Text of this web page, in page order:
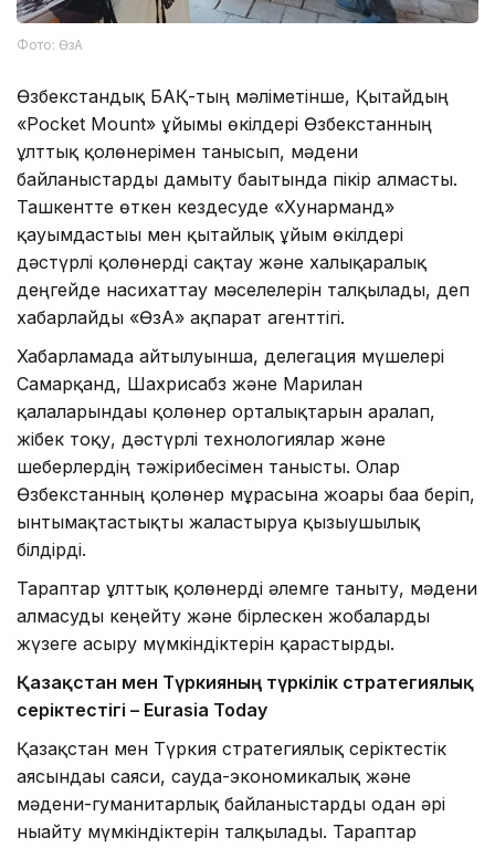
Фото: ӨзА
Өзбекстандық БАҚ-тың мәліметінше, Қытайдың
«Pocket Mount» ұйымы өкілдері Өзбекстанның
ұлттық қолөнерімен танысып, мәдени
байланыстарды дамыту бағытында пікір алмасты.
Ташкентте өткен кездесуде «Хунарманд»
қауымдастығы мен қытайлық ұйым өкілдері
дәстүрлі қолөнерді сақтау және халықаралық
деңгейде насихаттау мәселелерін талқылады, деп
хабарлайды «ӨзА» ақпарат агенттігі.
Хабарламада айтылуынша, делегация мүшелері
Самарқанд, Шахрисабз және Марғилан
қалаларындағы қолөнер орталықтарын аралап,
жібек тоқу, дәстүрлі технологиялар және
шеберлердің тәжірибесімен танысты. Олар
Өзбекстанның қолөнер мұрасына жоғары баға беріп,
ынтымақтастықты жалғастыруға қызығушылық
білдірді.
Тараптар ұлттық қолөнерді әлемге таныту, мәдени
алмасуды кеңейту және бірлескен жобаларды
жүзеге асыру мүмкіндіктерін қарастырды.
Қазақстан мен Түркияның түркілік стратегиялық
серіктестігі – Eurasia Today
Қазақстан мен Түркия стратегиялық серіктестік
аясындағы саяси, сауда-экономикалық және
мәдени-гуманитарлық байланыстарды одан әрі
нығайту мүмкіндіктерін талқылады. Тараптар